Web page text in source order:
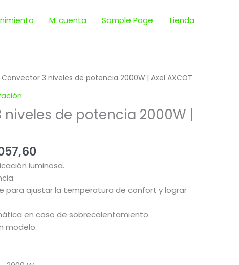
Mi cuenta Sample Page Tienda
3 niveles de potencia 2000W | Axel AXCOT
de potencia 2000W |
El
es:
$ 3.057,60.
luminosa.
para ajustar la temperatura de confort y lograr
en caso de sobrecalentamiento.
modelo.